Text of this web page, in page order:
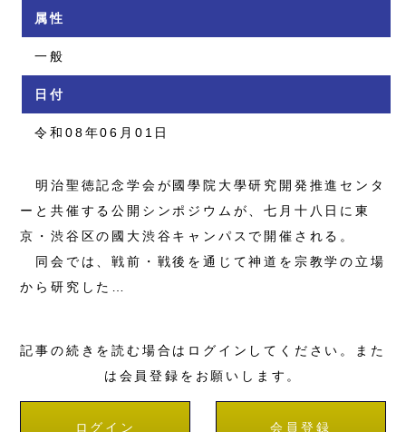
属性
一般
日付
令和08年06月01日
明治聖徳記念学会が國學院大學研究開発推進センタ
ーと共催する公開シンポジウムが、七月十八日に東
京・渋谷区の國大渋谷キャンパスで開催される。
同会では、戦前・戦後を通じて神道を宗教学の立場
から研究した…
記事の続きを読む場合はログインしてください。また
は会員登録をお願いします。
ログイン 会員登録